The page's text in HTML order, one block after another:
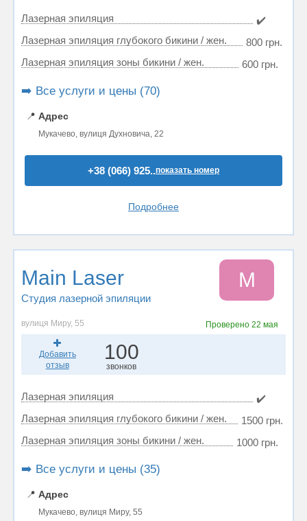
Лазерная эпиляция
✔️
Лазерная эпиляция глубокого бикини / жен.
800 грн.
Лазерная эпиляция зоны бикини / жен.
600 грн.
➡️ Все услуги и цены (70)
📍 Адрес
Мукачево, вулиця Духновича, 22
+38 (066) 925..показать номер
Подробнее
Main Laser
Студия лазерной эпиляции
M
вулиця Миру, 55 Проверено 22 мая
Добавить
отзыв
100
звонков
Лазерная эпиляция
✔️
Лазерная эпиляция глубокого бикини / жен.
1500 грн.
Лазерная эпиляция зоны бикини / жен.
1000 грн.
➡️ Все услуги и цены (35)
📍 Адрес
Мукачево, вулиця Миру, 55